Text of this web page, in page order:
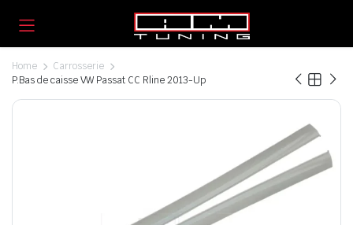
Home
Carrosserie
P.Bas de caisse VW Passat CC Rline 2013-Up